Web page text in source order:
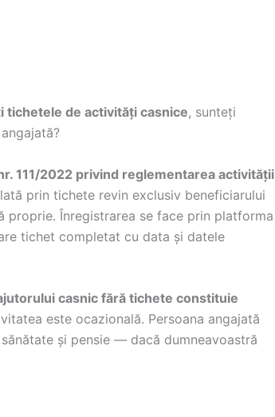
tichetele de activități casnice, sunteți
111/2022 privind reglementarea activității
prin tichete revin exclusiv beneficiarului
proprie. Înregistrarea se face prin platforma
tichet completat cu data și datele
casnic fără tichete constituie
este ocazională. Persoana angajată
și pensie — dacă dumneavoastră